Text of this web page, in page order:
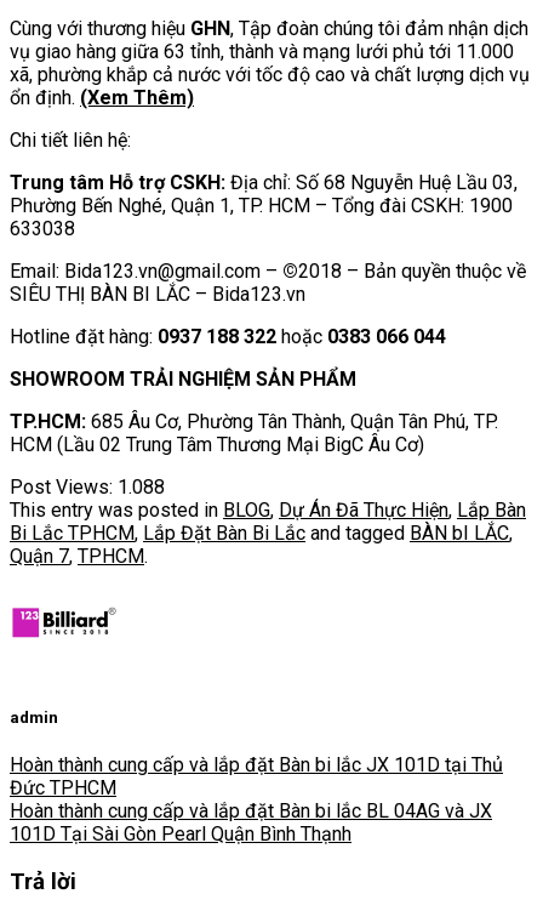
Cùng với thương hiệu GHN, Tập đoàn chúng tôi đảm nhận dịch
vụ giao hàng giữa 63 tỉnh, thành và mạng lưới phủ tới 11.000
xã, phường khắp cả nước với tốc độ cao và chất lượng dịch vụ
ổn định. (Xem Thêm)
Chi tiết liên hệ:
Trung tâm Hỗ trợ CSKH: Địa chỉ: Số 68 Nguyễn Huệ Lầu 03,
Phường Bến Nghé, Quận 1, TP. HCM – Tổng đài CSKH: 1900
633038
Email: Bida123.vn@gmail.com – ©2018 – Bản quyền thuộc về
SIÊU THỊ BÀN BI LẮC – Bida123.vn
Hotline đặt hàng: 0937 188 322 hoặc 0383 066 044
SHOWROOM TRẢI NGHIỆM SẢN PHẨM
TP.HCM: 685 Âu Cơ, Phường Tân Thành, Quận Tân Phú, TP.
HCM (Lầu 02 Trung Tâm Thương Mại BigC Âu Cơ)
Post Views: 1.088
This entry was posted in BLOG, Dự Án Đã Thực Hiện, Lắp Bàn
Bi Lắc TPHCM, Lắp Đặt Bàn Bi Lắc and tagged BÀN bI LẮC,
Quận 7, TPHCM.
admin
Hoàn thành cung cấp và lắp đặt Bàn bi lắc JX 101D tại Thủ
Đức TPHCM
Hoàn thành cung cấp và lắp đặt Bàn bi lắc BL 04AG và JX
101D Tại Sài Gòn Pearl Quận Bình Thạnh
Trả lời